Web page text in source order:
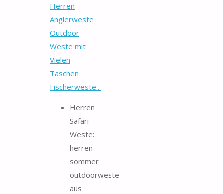
Herren
Anglerweste
Outdoor
Weste mit
Vielen
Taschen
Fischerweste...
Herren
Safari
Weste:
herren
sommer
outdoorweste
aus